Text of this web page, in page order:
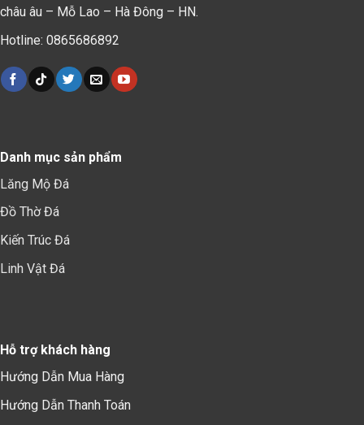
châu âu – Mỗ Lao – Hà Đông – HN.
Hotline: 0865686892
Danh mục sản phẩm
Lăng Mộ Đá
Đồ Thờ Đá
Kiến Trúc Đá
Linh Vật Đá
Hỗ trợ khách hàng
Hướng Dẫn Mua Hàng
Hướng Dẫn Thanh Toán